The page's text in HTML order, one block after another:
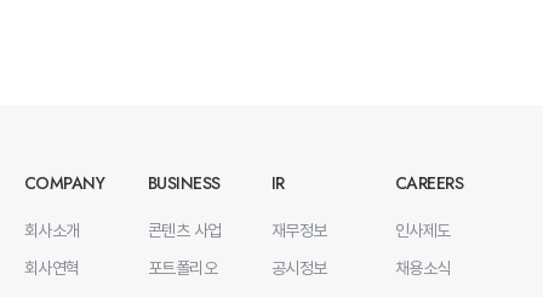
COMPANY BUSINESS IR
CAREERS
회사소개
회사연혁
콘텐츠 사업
포트폴리오
재무정보
공시정보
인사제도
채용소식